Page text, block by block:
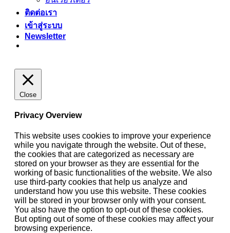
ติดต่อเรา
เข้าสู่ระบบ
Newsletter
Close
Privacy Overview
This website uses cookies to improve your experience
while you navigate through the website. Out of these,
the cookies that are categorized as necessary are
stored on your browser as they are essential for the
working of basic functionalities of the website. We also
use third-party cookies that help us analyze and
understand how you use this website. These cookies
will be stored in your browser only with your consent.
You also have the option to opt-out of these cookies.
But opting out of some of these cookies may affect your
browsing experience.